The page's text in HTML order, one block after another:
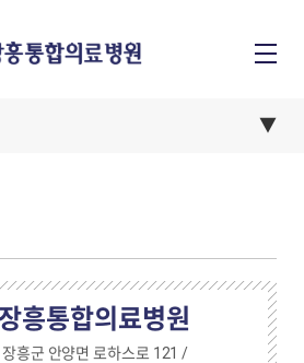
흥통합의료병원
흥군 안양면 로하스로 121 /